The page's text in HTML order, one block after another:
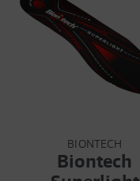
BIONTECH
Biontech